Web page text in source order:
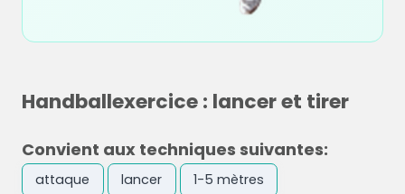
Handballexercice : lancer et tirer
Convient aux techniques suivantes:
attaque lancer 1-5 mètres